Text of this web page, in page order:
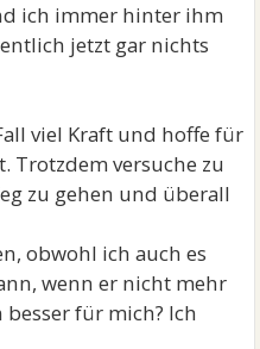
ich immer hinter ihm
jetzt gar nichts
viel Kraft und hoffe für
Trotzdem versuche zu
zu gehen und überall
obwohl ich auch es
wenn er nicht mehr
besser für mich? Ich